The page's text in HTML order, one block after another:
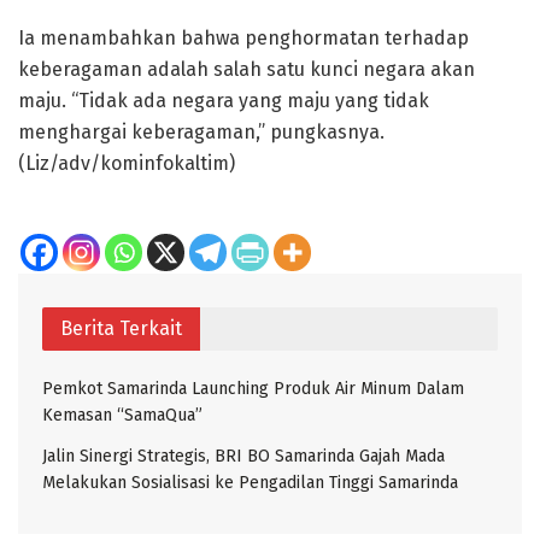
Ia menambahkan bahwa penghormatan terhadap
keberagaman adalah salah satu kunci negara akan
maju. “Tidak ada negara yang maju yang tidak
menghargai keberagaman,” pungkasnya.
(Liz/adv/kominfokaltim)
Berita Terkait
Pemkot Samarinda Launching Produk Air Minum Dalam
Kemasan “SamaQua”
Jalin Sinergi Strategis, BRI BO Samarinda Gajah Mada
Melakukan Sosialisasi ke Pengadilan Tinggi Samarinda